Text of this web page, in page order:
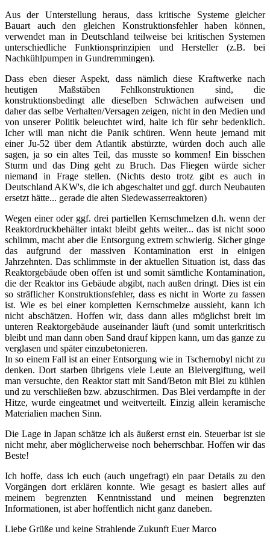
Aus der Unterstellung heraus, dass kritische Systeme gleicher
Bauart auch den gleichen Konstruktionsfehler haben können,
verwendet man in Deutschland teilweise bei kritischen Systemen
unterschiedliche Funktionsprinzipien und Hersteller (z.B. bei
Nachkühlpumpen in Gundremmingen).
Dass eben dieser Aspekt, dass nämlich diese Kraftwerke nach
heutigen Maßstäben Fehlkonstruktionen sind, die
konstruktionsbedingt alle dieselben Schwächen aufweisen und
daher das selbe Verhalten/Versagen zeigen, nicht in den Medien und
von unserer Politik beleuchtet wird, halte ich für sehr bedenklich.
Icher will man nicht die Panik schüren. Wenn heute jemand mit
einer Ju-52 über dem Atlantik abstürzte, würden doch auch alle
sagen, ja so ein altes Teil, das musste so kommen! Ein bisschen
Sturm und das Ding geht zu Bruch. Das Fliegen würde sicher
niemand in Frage stellen. (Nichts desto trotz gibt es auch in
Deutschland AKW's, die ich abgeschaltet und ggf. durch Neubauten
ersetzt hätte... gerade die alten Siedewasserreaktoren)
Wegen einer oder ggf. drei partiellen Kernschmelzen d.h. wenn der
Reaktordruckbehälter intakt bleibt gehts weiter... das ist nicht sooo
schlimm, macht aber die Entsorgung extrem schwierig. Sicher ginge
das aufgrund der massiven Kontamination erst in einigen
Jahrzehnten. Das schlimmste in der aktuellen Situation ist, dass das
Reaktorgebäude oben offen ist und somit sämtliche Kontamination,
die der Reaktor ins Gebäude abgibt, nach außen dringt. Dies ist ein
so sträflicher Konstruktionsfehler, dass es nicht in Worte zu fassen
ist. Wie es bei einer kompletten Kernschmelze aussieht, kann ich
nicht abschätzen. Hoffen wir, dass dann alles möglichst breit im
unteren Reaktorgebäude auseinander läuft (und somit unterkritisch
bleibt und man dann oben Sand drauf kippen kann, um das ganze zu
verglasen und später einzubetonieren.
In so einem Fall ist an einer Entsorgung wie in Tschernobyl nicht zu
denken. Dort starben übrigens viele Leute an Bleivergiftung, weil
man versuchte, den Reaktor statt mit Sand/Beton mit Blei zu kühlen
und zu verschließen bzw. abzuschirmen. Das Blei verdampfte in der
Hitze, wurde eingeatmet und weitverteilt. Einzig allein keramische
Materialien machen Sinn.
Die Lage in Japan schätze ich als äußerst ernst ein. Steuerbar ist sie
nicht mehr, aber möglicherweise noch beherrschbar. Hoffen wir das
Beste!
Ich hoffe, dass ich euch (auch ungefragt) ein paar Details zu den
Vorgängen dort erklären konnte. Wie gesagt es basiert alles auf
meinem begrenzten Kenntnisstand und meinen begrenzten
Informationen, ist aber hoffentlich nicht ganz daneben.
Liebe Grüße und keine Strahlende Zukunft Euer Marco